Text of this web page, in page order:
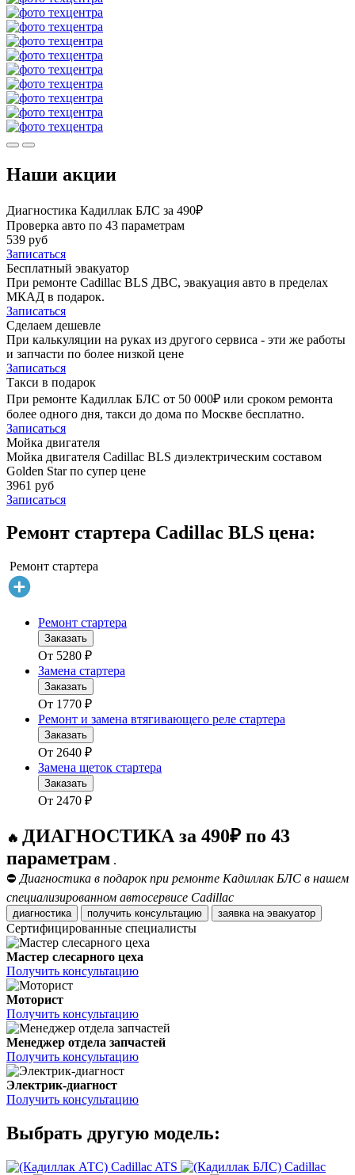
Наши акции
Диагностика Кадиллак БЛС за 490₽
Проверка авто по 43 параметрам
539 руб
Записаться
Бесплатный эвакуатор
При ремонте Cadillac BLS ДВС, эвакуация авто в пределах
МКАД в подарок.
Записаться
Сделаем дешевле
При калькуляции на руках из другого сервиса - эти же работы
и запчасти по более низкой цене
Записаться
Такси в подарок
При ремонте Кадиллак БЛС от 50 000₽ или сроком ремонта
более одного дня, такси до дома по Москве бесплатно.
Записаться
Мойка двигателя
Мойка двигателя Cadillac BLS диэлектрическим составом
Golden Star по супер цене
3961 руб
Записаться
Ремонт стартера Cadillac BLS цена:
Ремонт стартера
Ремонт стартера
Заказать
От 5280 ₽
Замена стартера
Заказать
От 1770 ₽
Ремонт и замена втягивающего реле стартера
Заказать
От 2640 ₽
Замена щеток стартера
Заказать
От 2470 ₽
🔥 ДИАГНОСТИКА за 490₽ по 43
параметрам .
⛔ Диагностика в подарок при ремонте Кадиллак БЛС в нашем
специализированном автосервисе Cadillac
диагностика получить консультацию заявка на эвакуатор
Сертифицированные специалисты
Мастер слесарного цеха
Получить консультацию
Моторист
Получить консультацию
Менеджер отдела запчастей
Получить консультацию
Электрик-диагност
Получить консультацию
Выбрать другую модель:
Cadillac ATS
Cadillac